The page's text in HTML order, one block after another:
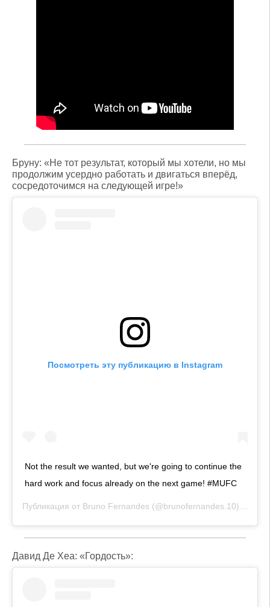
Бруну: «Не тот результат, который мы хотели, но мы
продолжим усердно работать и двигаться вперёд,
сосредоточимся на следующей игре!»
Посмотреть эту публикацию в Instagram
Not the result we wanted, but we're going to continue the
hard work and focus already on the next game! #MUFC
Публикация от Bruno Fernandes (@brunofernandes.10)
Давид Де Хеа: «Гордость»: